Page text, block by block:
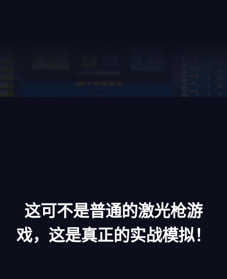
这可不是普通的激光枪游
戏，这是真正的实战模拟！